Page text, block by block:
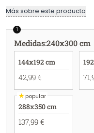
Más sobre este producto
1
Medidas:240x300 cm
144x192 cm
42,99 €
★popular
288x350 cm
137,99 €